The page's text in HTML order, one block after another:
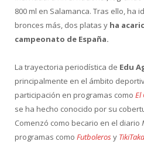
800 ml en Salamanca. Tras ello, ha
bronces más, dos platas y ha
campeonato de España.
La trayectoria periodística de Edu
principalmente en el ámbito
participación en programas como El
se ha hecho conocido por su
Comenzó como becario en el diario
programas como Futbolerosy TikiTaka